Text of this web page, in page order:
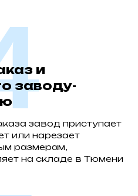
и
заводу-
завод приступает
или нарезает
размерам,
на складе в Тюмени